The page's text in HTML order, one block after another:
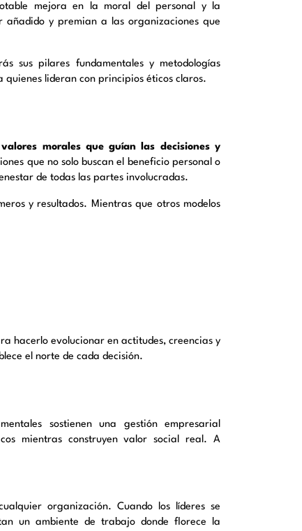
mejora en la moral del personal y la
añadido y premian a las organizaciones que
sus pilares fundamentales y metodologías
lideran con principios éticos claros.
morales que guían las decisiones y
que no solo buscan el beneficio personal o
de todas las partes involucradas.
y resultados. Mientras que otros modelos
hacerlo evolucionar en actitudes, creencias y
el norte de cada decisión.
sostienen una gestión empresarial
mientras construyen valor social real. A
organización. Cuando los líderes se
un ambiente de trabajo donde florece la